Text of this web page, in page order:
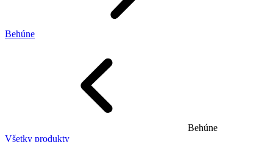
Behúne
Behúne
Všetky produkty